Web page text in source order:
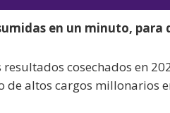
teclas
de
arriba/
para
en un minuto, para
cosechados en
de altos cargos millonarios